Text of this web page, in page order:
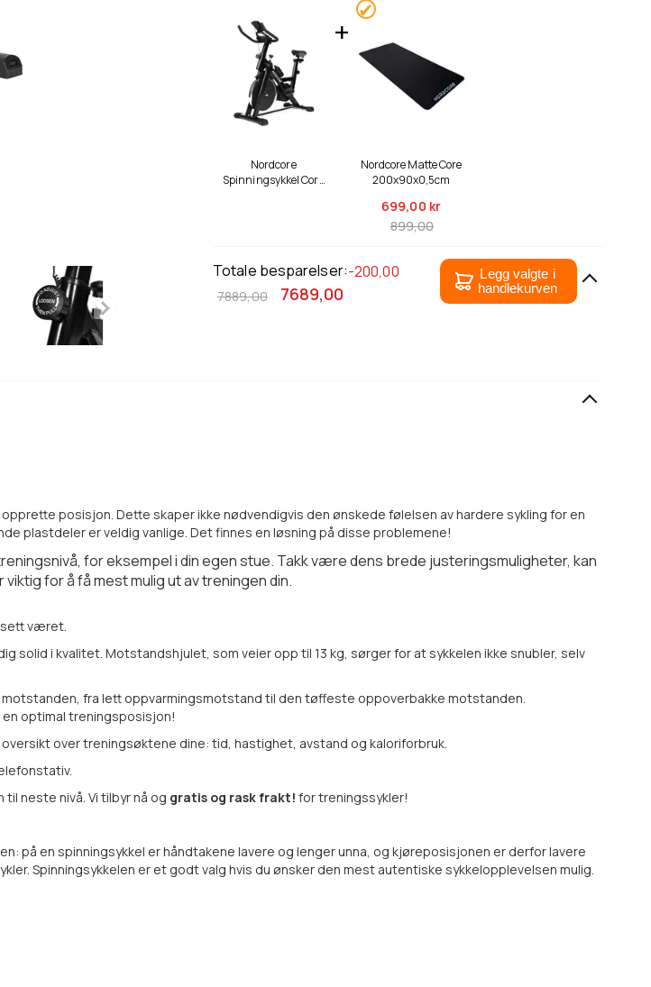
Nordcore
Spinningsykkel Core
Nordcore Matte Core
200x90x0,5cm
699,00 kr
899,00
Legg valgte i
handlekurven
Totale besparelser:-200,00
7689,00
7889,00
posisjon. Dette skaper ikke nødvendigvis den ønskede følelsen av hardere sykling for en
plastdeler er veldig vanlige. Det finnes en løsning på disse problemene!
for eksempel i din egen stue. Takk være dens brede justeringsmuligheter, kan
for å få mest mulig ut av treningen din.
været.
solid i kvalitet. Motstandshjulet, som veier opp til 13 kg, sørger for at sykkelen ikke snubler, selv
fra lett oppvarmingsmotstand til den tøffeste oppoverbakke motstanden.
optimal treningsposisjon!
over treningsøktene dine: tid, hastighet, avstand og kaloriforbruk.
neste nivå. Vi tilbyr nå og gratis og rask frakt! for treningssykler!
på en spinningsykkel er håndtakene lavere og lenger unna, og kjøreposisjonen er derfor lavere
Spinningsykkelen er et godt valg hvis du ønsker den mest autentiske sykkelopplevelsen mulig.